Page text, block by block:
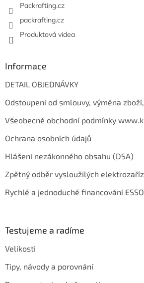
Packrafting.cz
packrafting.cz
Produktová videa
Informace
DETAIL OBJEDNÁVKY
Odstoupení od smlouvy, výměna
Všeobecné obchodní podmínky
Ochrana osobních údajů
Hlášení nezákonného obsahu (DSA)
Zpětný odběr vysloužilých
Rychlé a jednoduché financování
Testujeme a radíme
Velikosti
Tipy, návody a porovnání